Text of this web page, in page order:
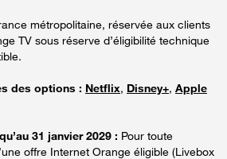
métropolitaine, réservée aux clients
TV sous réserve d’éligibilité technique
des options : Netflix, Disney+, Apple
31 janvier 2029 : Pour toute
offre Internet Orange éligible (Livebox